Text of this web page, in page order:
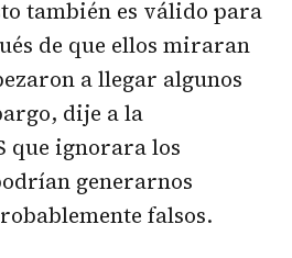
también es válido para
de que ellos miraran
a llegar algunos
dije a la
que ignorara los
generarnos
falsos.